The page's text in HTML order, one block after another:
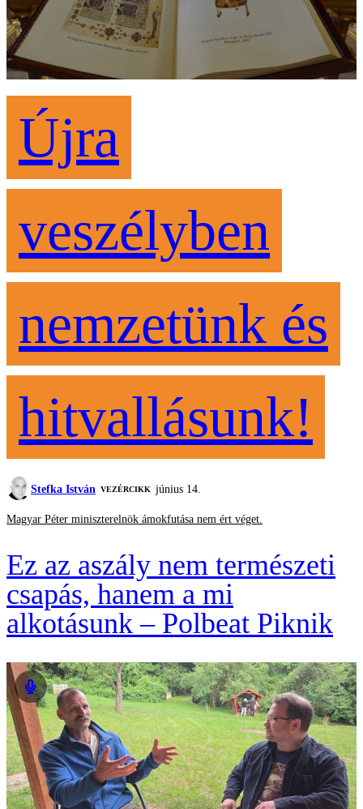
Újra
veszélyben
nemzetünk és
hitvallásunk!
Stefka István VEZÉRCIKK június 14.
Magyar Péter miniszterelnök ámokfutása nem ért véget.
Ez az aszály nem természeti
csapás, hanem a mi
alkotásunk – Polbeat Piknik